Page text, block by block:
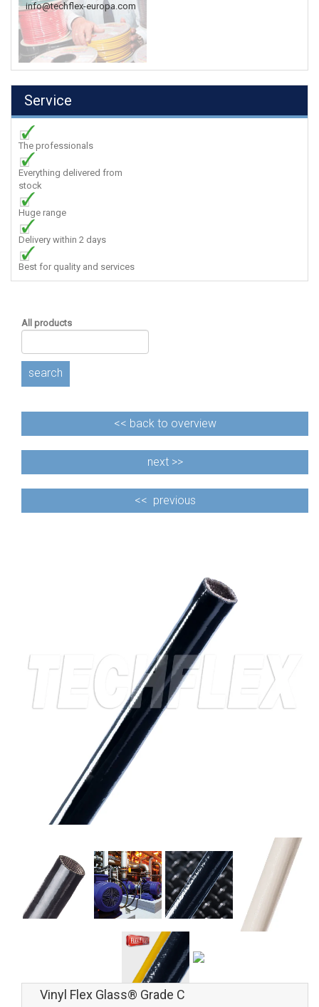
info@techflex-europa.com
Service
The professionals
Everything delivered from
stock
Huge range
Delivery within 2 days
Best for quality and services
All products
search
<< back to overview
next >>
<< previous
Vinyl Flex Glass® Grade C